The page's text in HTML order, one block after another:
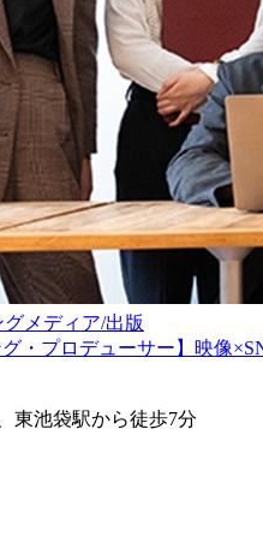
グ メディア/出版
グ・プロデューサー】映像
東池袋駅から徒歩7分